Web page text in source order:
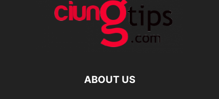
ABOUT US